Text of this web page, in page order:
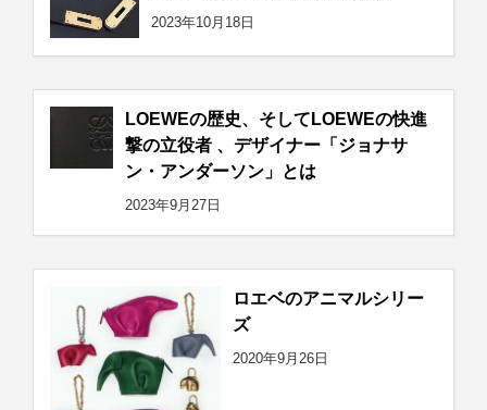
2023年10月18日
LOEWEの歴史、そしてLOEWEの快進
撃の立役者 、デザイナー「ジョナサ
ン・アンダーソン」とは
2023年9月27日
ロエベのアニマルシリー
ズ
2020年9月26日